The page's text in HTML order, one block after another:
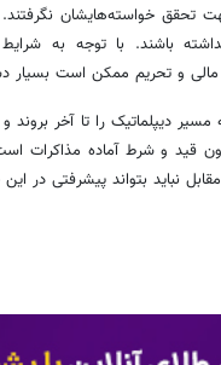
تحقق خواسته‌هایشان
باشند. با توجه به
دیپلماتیک را تا آخر بروند و
قید و شرط آماده مذاکرات
نباید بتواند پیشرفتی در